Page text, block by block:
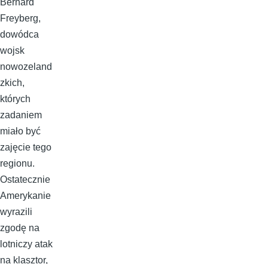
Bernard
Freyberg,
dowódca
wojsk
nowozeland
zkich,
których
zadaniem
miało być
zajęcie tego
regionu.
Ostatecznie
Amerykanie
wyrazili
zgodę na
lotniczy atak
na klasztor,